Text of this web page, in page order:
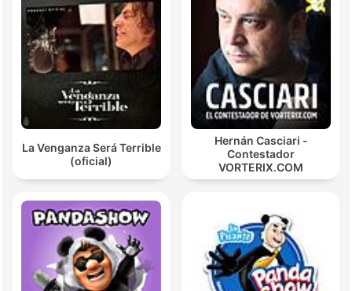
La Venganza Será Terrible
(oficial)
Hernán Casciari -
Contestador
VORTERIX.COM